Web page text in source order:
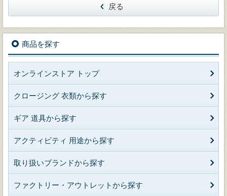
戻る
商品を探す
オンラインストア トップ
クロージング 衣類から探す
ギア 道具から探す
アクティビティ 用途から探す
取り扱いブランドから探す
ファクトリー・アウトレットから探す